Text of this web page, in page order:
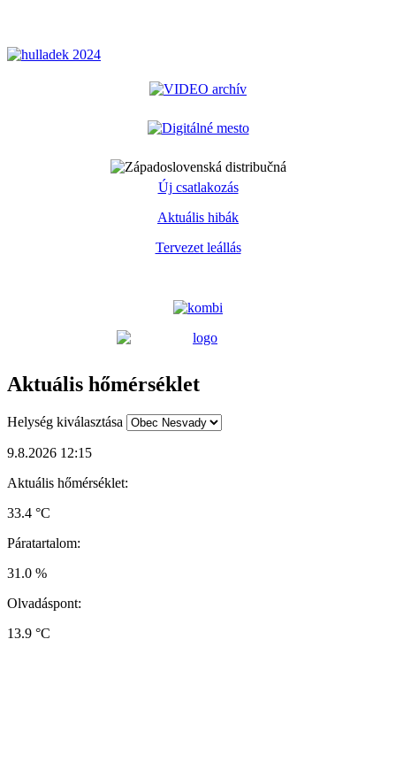
Új csatlakozás
Aktuális hibák
Tervezet leállás
Aktuális hőmérséklet
Helység kiválasztása
9.8.2026 12:15
Aktuális hőmérséklet:
33.4 °C
Páratartalom:
31.0 %
Olvadáspont:
13.9 °C